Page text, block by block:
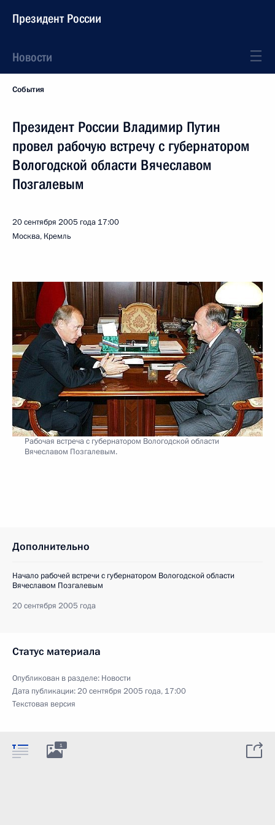
Президент России
Новости
События
Президент России Владимир Путин
провел рабочую встречу с губернатором
Вологодской области Вячеславом
Позгалевым
20 сентября 2005 года 17:00
Москва, Кремль
Рабочая встреча с губернатором Вологодской области
Вячеславом Позгалевым.
Дополнительно
Начало рабочей встречи с губернатором Вологодской области
Вячеславом Позгалевым
20 сентября 2005 года
Статус материала
Опубликован в разделе: Новости
Дата публикации:20 сентября 2005 года, 17:00
Текстовая версия
1